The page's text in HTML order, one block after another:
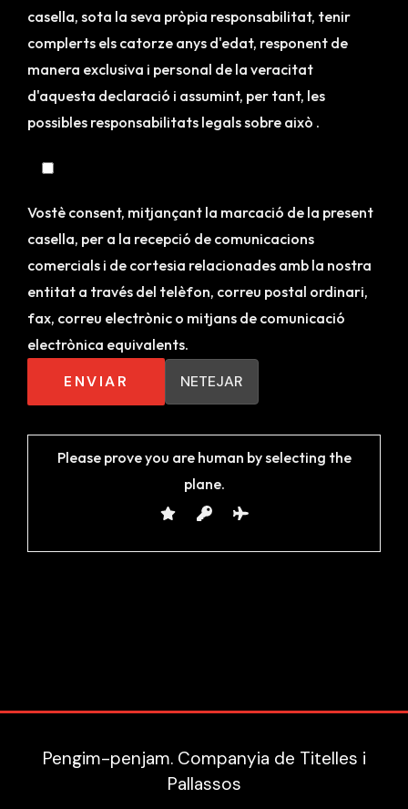
casella, sota la seva pròpia responsabilitat, tenir
complerts els catorze anys d'edat, responent de
manera exclusiva i personal de la veracitat
d'aquesta declaració i assumint, per tant, les
possibles responsabilitats legals sobre això .
Vostè consent, mitjançant la marcació de la present
casella, per a la recepció de comunicacions
comercials i de cortesia relacionades amb la nostra
entitat a través del telèfon, correu postal ordinari,
fax, correu electrònic o mitjans de comunicació
electrònica equivalents.
Please prove you are human by selecting the
plane.
Pengim-penjam. Companyia de Titelles i
Pallassos